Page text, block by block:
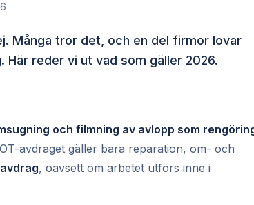
Många tror det, och en del firmor lovar
reder vi ut vad som gäller 2026.
och filmning av avlopp som
avdraget gäller bara reparation, om- och
, oavsett om arbetet utförs inne i